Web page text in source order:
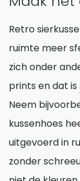
Retro
ruimte meer
zich onder
prints en dat is
Neem
kussenhoes
uitgevoerd in
zonder